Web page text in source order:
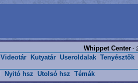
Whippet Center -
Videotár Kutyatár Useroldalak Tenyésztők
Nyitó hsz Utolsó hsz Témák